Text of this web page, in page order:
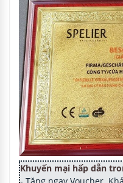
Khuyến mại hấp dẫn